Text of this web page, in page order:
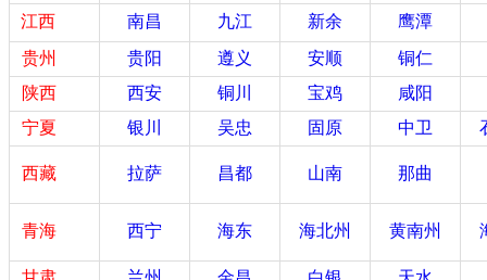
江西
南昌 九江 新余
鹰潭
贵州
贵阳 遵义 安顺
铜仁
陕西
西安 铜川 宝鸡
咸阳
宁夏
银川 吴忠 固原 中卫
西藏 拉萨 昌都 山南 那曲
青海 西宁 海东 海北州 黄南州